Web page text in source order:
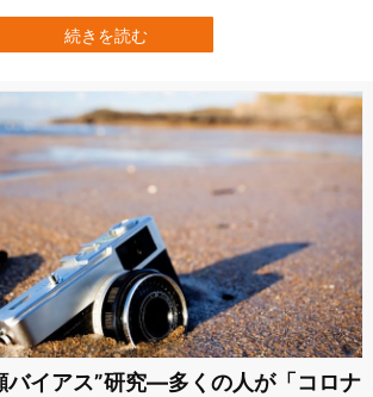
膨らんで粘膜を覆うゲル状の防壁を作り、ウ
るのを防ぐことが可能になります。 研…
続きを読む
バイアス”研究―多くの人が「コロナ